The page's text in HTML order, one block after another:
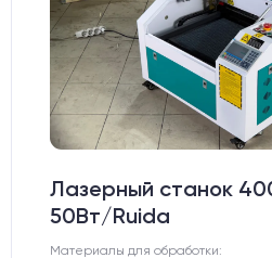
Лазерный станок
50Вт/Ruida
Материалы для обработки: